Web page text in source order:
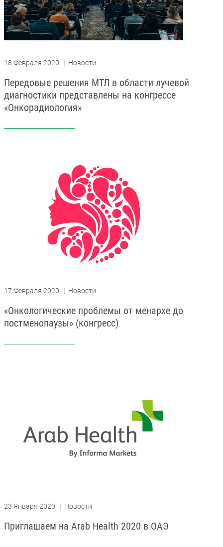
18 Февраля 2020 | Новости
Передовые решения МТЛ в области лучевой
диагностики представлены на конгрессе
«Онкорадиология»
17 Февраля 2020 | Новости
«Онкологические проблемы от менархе до
постменопаузы» (конгресс)
23 Января 2020 | Новости
Приглашаем на Arab Health 2020 в ОАЭ